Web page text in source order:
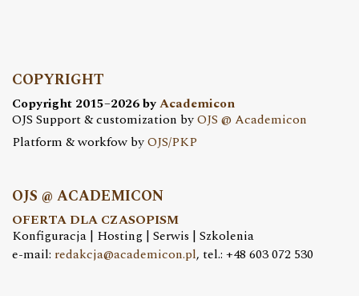
COPYRIGHT
Copyright 2015–2026 byAcademicon
OJS Support & customization byOJS @ Academicon
Platform & workfow byOJS/PKP
OJS @ ACADEMICON
OFERTA DLA CZASOPISM
Konfiguracja | Hosting | Serwis | Szkolenia
e-mail: redakcja@academicon.pl, tel.: +48 603 072 530